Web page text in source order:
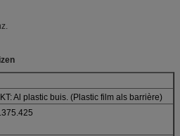
Al plastic buis. (Plastic film als barrière)